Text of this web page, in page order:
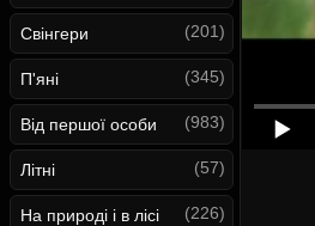
Свінгери (201)
П'яні (345)
Від першої особи (983)
Літні (57)
На природі і в лісі (226)